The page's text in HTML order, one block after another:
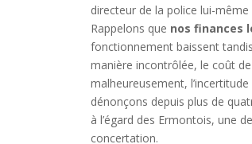
directeur de la police lui-
Rappelons que nos finances
fonctionnement baissent
manière incontrôlée, le coût
malheureusement,
dénonçons depuis plus de
à l’égard des Ermontois, une
concertation.